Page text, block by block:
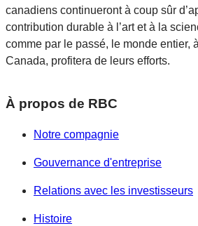
canadiens continueront à coup sûr
contribution durable à l’art et à la
comme par le passé, le monde entier,
Canada, profitera de leurs efforts.
À propos de RBC
Notre compagnie
Gouvernance d'entreprise
Relations avec les investisseurs
Histoire